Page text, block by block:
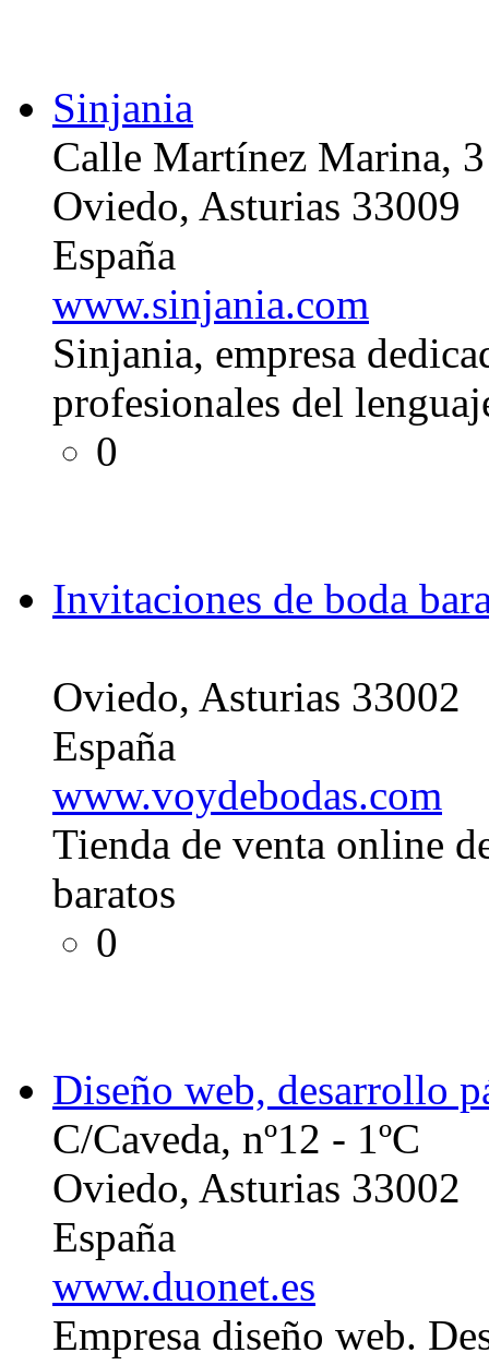
Sinjania
Calle Martínez Marina, 3
Oviedo, Asturias 33009
España
www.sinjania.com
Sinjania, empresa
profesionales del
0
Invitaciones de boda
Oviedo, Asturias 33002
España
www.voydebodas.com
Tienda de venta online
baratos
0
Diseño web, desarrollo
C/Caveda, nº12 - 1ºC
Oviedo, Asturias 33002
España
www.duonet.es
Empresa diseño web.